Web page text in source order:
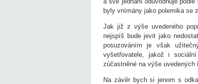
byly vnímány jako polemika se
Jak již z výše uvedeného
nejspíš bude jevit jako
posuzováním je však
vyšetřovatele, jakož i
zúčastněné na výše uvedených
Na závěr bych si jenom s